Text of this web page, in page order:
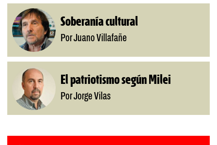
Soberanía cultural
Por Juano Villafañe
El patriotismo según Milei
Por Jorge Vilas